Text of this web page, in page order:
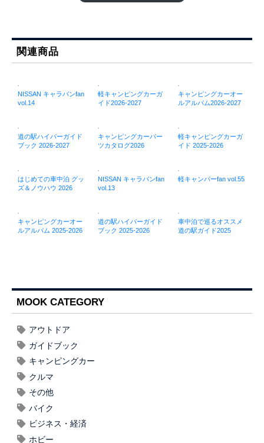
関連商品
NISSAN キャラバンfan
vol.14
軽キャンピングカーガ
イド2026-2027
キャンピングカーオー
ルアルバム2026-2027
道の駅ハイパーガイド
ブック 2026-2027
キャンピングカーパー
ツカタログ2026
軽キャンピングカーガ
イド 2025-2026
はじめての車中泊 グッ
ズ＆ノウハウ 2026
NISSAN キャラバンfan
vol.13
軽キャンパーfan vol.55
キャンピングカーオー
ルアルバム 2025-2026
道の駅ハイパーガイド
ブック 2025-2026
車中泊で巡るオススメ
道の駅ガイド2025
MOOK CATEGORY
アウトドア
ガイドブック
キャンピングカー
クルマ
その他
バイク
ビジネス・経済
ホビー